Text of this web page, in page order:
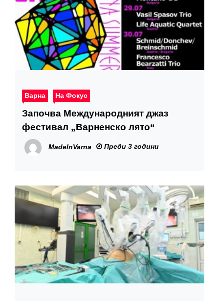
Варна На Фокус
Започва Международният джаз
фестивал „Варненско лято“
MadeInVarna Преди 3 години